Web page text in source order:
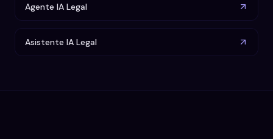
Agente IA Legal
Asistente IA Legal